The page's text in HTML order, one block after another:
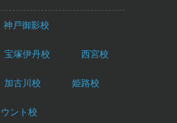
神戸御影校
宝塚伊丹校 西宮校
加古川校 姫路校
ント校